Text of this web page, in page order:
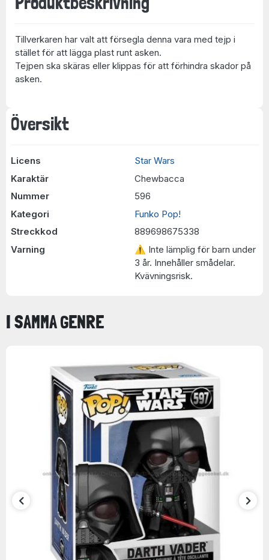
Översikt
Licens
Star Wars
Karaktär
Chewbacca
Nummer
596
Kategori
Funko Pop!
Streckkod
889698675338
Varning
⚠ Inte lämplig för barn under
3 år. Innehåller smådelar.
Kvävningsrisk.
Tillverkaren har valt att försegla denna vara med tejp i
stället för att lägga plast runt asken.
Tejpen ska skäras eller klippas för att förhindra skador på
asken.
I SAMMA GENRE